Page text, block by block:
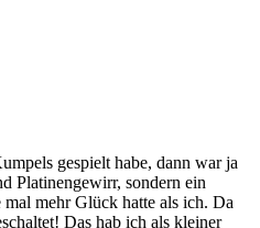
gespielt habe, dann war ja
Platinengewirr, sondern ein
mehr Glück hatte als ich. Da
Das hab ich als kleiner